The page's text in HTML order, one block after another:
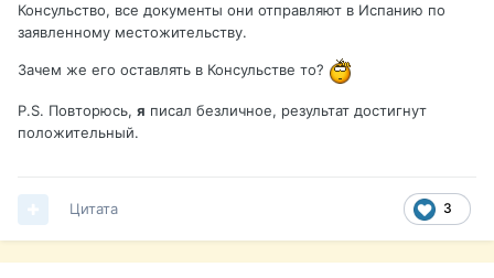
Консульство, все документы они отправляют в Испанию по
заявленному местожительству.
Зачем же его оставлять в Консульстве то?
P.S. Повторюсь, я писал безличное, результат достигнут
положительный.
3
Цитата